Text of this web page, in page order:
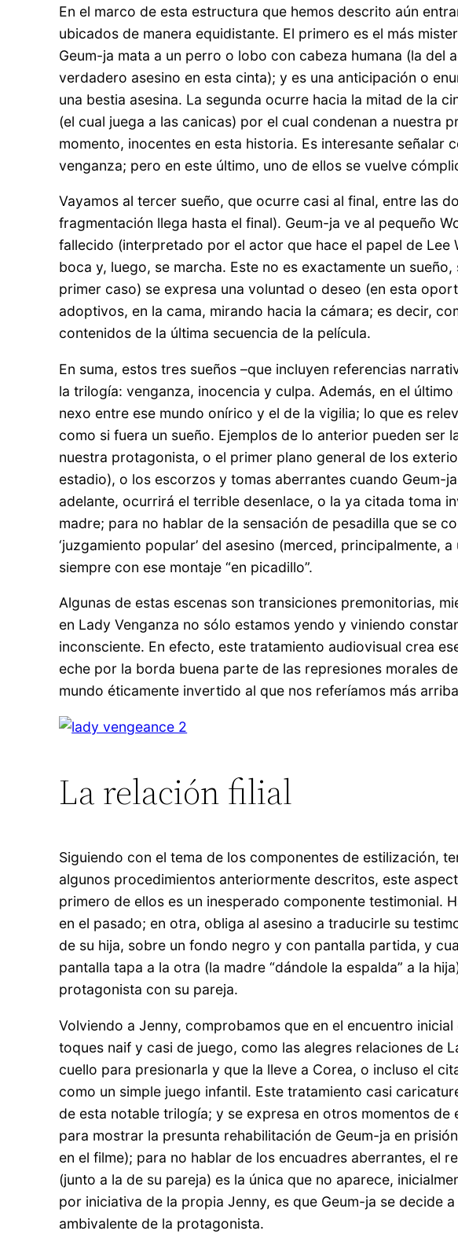
En el marco de esta estructura que hemos descrito aún
ubicados de manera equidistante. El primero es el más
Geum-ja mata a un perro o lobo con cabeza humana (la del
verdadero asesino en esta cinta); y es una anticipación o
una bestia asesina. La segunda ocurre hacia la mitad de la
(el cual juega a las canicas) por el cual condenan a nuestra
momento, inocentes en esta historia. Es interesante
venganza; pero en este último, uno de ellos se vuelve
Vayamos al tercer sueño, que ocurre casi al final, entre las
fragmentación llega hasta el final). Geum-ja ve al pequeño
fallecido (interpretado por el actor que hace el papel de Lee
boca y, luego, se marcha. Este no es exactamente un
primer caso) se expresa una voluntad o deseo (en esta
adoptivos, en la cama, mirando hacia la cámara; es decir,
contenidos de la última secuencia de la película.
En suma, estos tres sueños –que incluyen referencias
la trilogía: venganza, inocencia y culpa. Además, en el
nexo entre ese mundo onírico y el de la vigilia; lo que es
como si fuera un sueño. Ejemplos de lo anterior pueden ser
nuestra protagonista, o el primer plano general de los
estadio), o los escorzos y tomas aberrantes cuando Geum-
adelante, ocurrirá el terrible desenlace, o la ya citada toma
madre; para no hablar de la sensación de pesadilla que se
‘juzgamiento popular’ del asesino (merced, principalmente,
siempre con ese montaje “en picadillo”.
Algunas de estas escenas son transiciones premonitorias,
en Lady Venganza no sólo estamos yendo y viniendo
inconsciente. En efecto, este tratamiento audiovisual crea
eche por la borda buena parte de las represiones morales
mundo éticamente invertido al que nos referíamos más
La relación filial
Siguiendo con el tema de los componentes de estilización,
algunos procedimientos anteriormente descritos, este
primero de ellos es un inesperado componente testimonial.
en el pasado; en otra, obliga al asesino a traducirle su
de su hija, sobre un fondo negro y con pantalla partida, y
pantalla tapa a la otra (la madre “dándole la espalda” a la
protagonista con su pareja.
Volviendo a Jenny, comprobamos que en el encuentro
toques naif y casi de juego, como las alegres relaciones de
cuello para presionarla y que la lleve a Corea, o incluso el
como un simple juego infantil. Este tratamiento casi
de esta notable trilogía; y se expresa en otros momentos de
para mostrar la presunta rehabilitación de Geum-ja en
en el filme); para no hablar de los encuadres aberrantes, el
(junto a la de su pareja) es la única que no aparece,
por iniciativa de la propia Jenny, es que Geum-ja se
ambivalente de la protagonista.